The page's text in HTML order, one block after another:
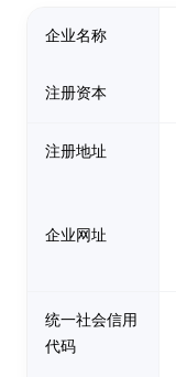
企业名称
注册资本
注册地址
企业网址
统一社会信用
代码